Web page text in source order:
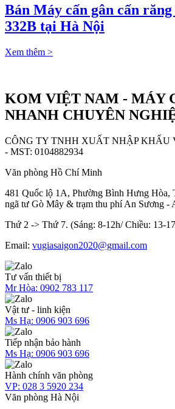
Bán Máy cấn gân cấn
332B tại Hà Nội
Xem thêm >
KOM VIỆT NAM - MÁY
NHANH CHUYÊN
CÔNG TY TNHH XUẤT NHẬP
- MST: 0104882934
Văn phòng Hồ Chí Minh
481 Quốc lộ 1A, Phường Bình Hưng Hòa,
ngã tư Gò Mây & trạm thu phí An Sương -
Thứ 2 -> Thứ 7. (Sáng: 8-12h/ Chiều: 13-
Email: vugiasaigon2020@gmail.com
Tư vấn thiết bị
Mr Hòa: 0902 783 117
Vật tư - linh kiện
Ms Hạ: 0906 903 696
Tiếp nhận bảo hành
Ms Hạ: 0906 903 696
Hành chính văn phòng
VP: 028 3 5920 234
Văn phòng Hà Nội